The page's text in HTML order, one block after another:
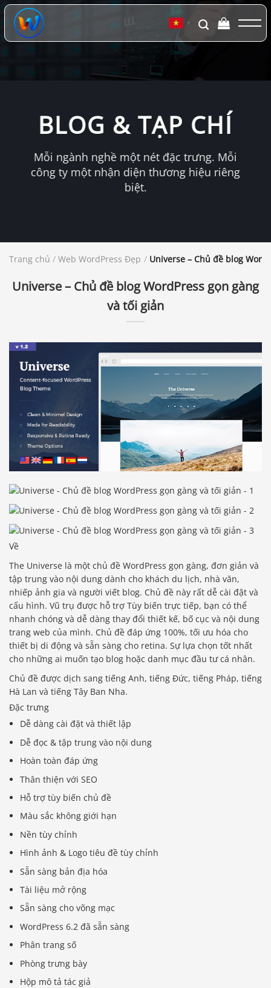
Chuyển
đến
dung
▼
BLOG & TẠP CHÍ
Mỗi ngành nghề một nét đặc trưng. Mỗi
công ty một nhận diện thương hiệu riêng
biệt.
Trang chủ / Web WordPress Đẹp / Universe – Chủ đề blog
Universe – Chủ đề blog WordPress gọn gàng
và tối giản
Về
The Universe là một chủ đề WordPress gọn gàng, đơn giản và
tập trung vào nội dung dành cho khách du lịch, nhà văn,
nhiếp ảnh gia và người viết blog. Chủ đề này rất dễ cài đặt và
cấu hình. Vũ trụ được hỗ trợ Tùy biến trực tiếp, bạn có thể
nhanh chóng và dễ dàng thay đổi thiết kế, bố cục và nội dung
trang web của mình. Chủ đề đáp ứng 100%, tối ưu hóa cho
thiết bị di động và sẵn sàng cho retina. Sự lựa chọn tốt nhất
cho những ai muốn tạo blog hoặc danh mục đầu tư cá nhân.
Chủ đề được dịch sang tiếng Anh, tiếng Đức, tiếng Pháp, tiếng
Hà Lan và tiếng Tây Ban Nha.
Đặc trưng
Dễ dàng cài đặt và thiết lập
Dễ đọc & tập trung vào nội dung
Hoàn toàn đáp ứng
Thân thiện với SEO
Hỗ trợ tùy biến chủ đề
Màu sắc không giới hạn
Nền tùy chỉnh
Hình ảnh & Logo tiêu đề tùy chỉnh
Sẵn sàng bản địa hóa
Tài liệu mở rộng
Sẵn sàng cho võng mạc
WordPress 6.2 đã sẵn sàng
Phân trang số
Phòng trưng bày
Hộp mô tả tác giả